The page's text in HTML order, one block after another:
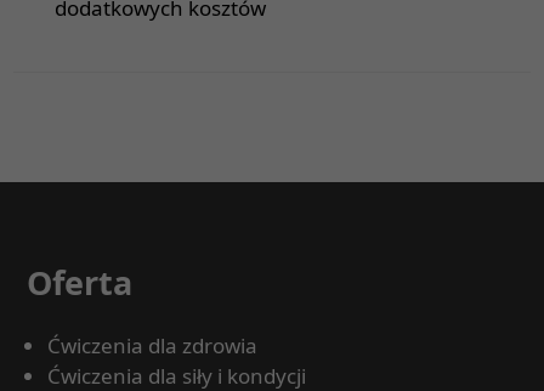
dodatkowych kosztów
Oferta
Ćwiczenia dla zdrowia
Ćwiczenia dla siły i kondycji